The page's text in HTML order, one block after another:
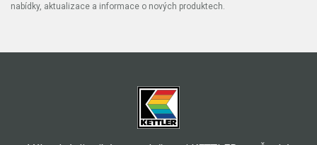
nabídky, aktualizace a informace o nových produktech.